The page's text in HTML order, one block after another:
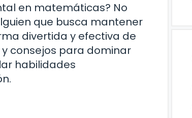
en matemáticas? No
que busca mantener
divertida y efectiva de
consejos para dominar
habilidades